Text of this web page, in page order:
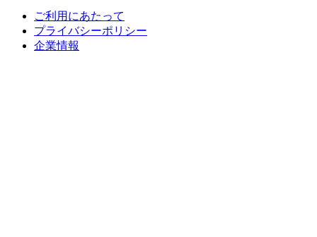
ご利用にあたって
プライバシーポリシー
企業情報